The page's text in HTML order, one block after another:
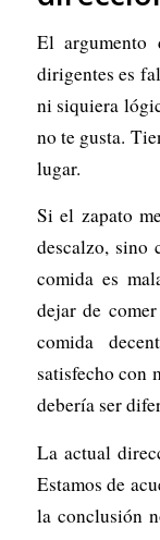
El argumento
dirigentes es
ni siquiera
no te gusta.
lugar.
Si el zapato
descalzo, sino
comida es
dejar de
comida
satisfecho con
debería ser
La actual
Estamos de
la conclusión